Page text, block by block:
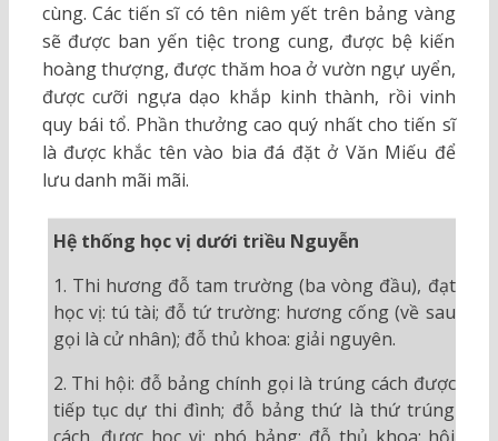
cùng. Các tiến sĩ có tên niêm yết trên bảng vàng
sẽ được ban yến tiệc trong cung, được bệ kiến
hoàng thượng, được thăm hoa ở vườn ngự uyển,
được cưỡi ngựa dạo khắp kinh thành, rồi vinh
quy bái tổ. Phần thưởng cao quý nhất cho tiến sĩ
là được khắc tên vào bia đá đặt ở Văn Miếu để
lưu danh mãi mãi.
Hệ thống học vị dưới triều Nguyễn
1. Thi hương đỗ tam trường (ba vòng đầu), đạt
học vị: tú tài; đỗ tứ trường: hương cống (về sau
gọi là cử nhân); đỗ thủ khoa: giải nguyên.
2. Thi hội: đỗ bảng chính gọi là trúng cách được
tiếp tục dự thi đình; đỗ bảng thứ là thứ trúng